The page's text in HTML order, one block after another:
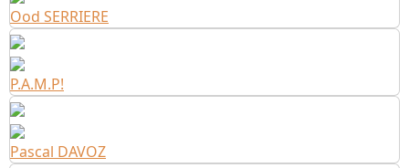
Ood SERRIERE
P.A.M.P!
Pascal DAVOZ